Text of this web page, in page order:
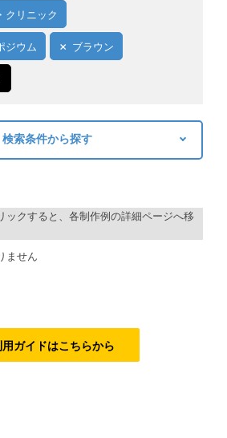
スト作成
ついて
るご質問）
クリニック
ジウム ブラウン
検索条件から探す
ース
ックすると、各制作例の詳細ページへ移
ません
ガイドはこちらから